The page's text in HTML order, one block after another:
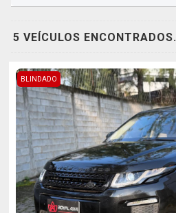
5 VEÍCULOS ENCONTRADOS.
BLINDADO